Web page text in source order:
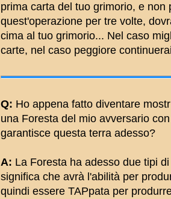
prima carta del tuo grimorio, e
quest'operazione per tre volte,
cima al tuo grimorio... Nel caso
carte, nel caso peggiore
Q: Ho appena fatto diventare
una Foresta del mio avversario
garantisce questa terra adesso?
A: La Foresta ha adesso due tipi
significa che avrà l'abilità per
quindi essere TAPpata per